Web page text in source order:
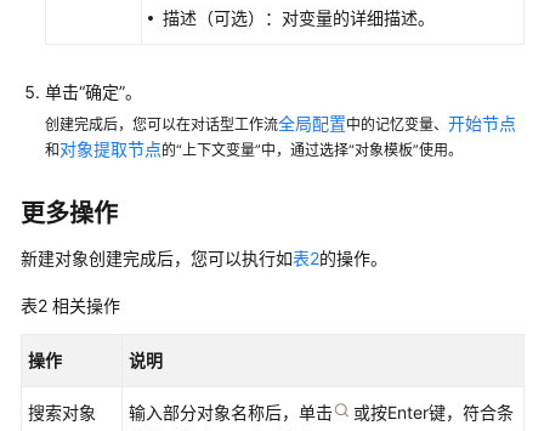
体
应
用
开
发
工
流
工
描述（可选）：对变量的详细描述。
单击“确定”。
创建完成后，您可以在对话型工作流全局配置中的记忆变量、 开始节点
和对象提取节点的“上下文变量”中，通过选择“对象模板”使用。
更多操作
新建对象创建完成后，您可以执行如表2的操作。
表2 相关操作
操作 说明
搜索对象 输入部分对象名称后，单击
或按Enter键，符合条